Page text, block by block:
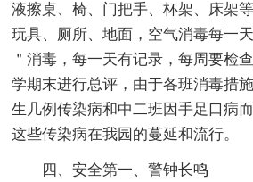
液擦桌、椅、门把手、杯架、床架
玩具、厕所、地面，空气消毒每一
＂消毒，每一天有记录，每周要检
学期末进行总评，由于各班消毒措
生几例传染病和中二班因手足口病
这些传染病在我园的蔓延和流行。
四、安全第一、警钟长鸣